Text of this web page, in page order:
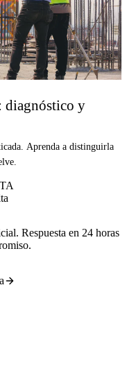
diagnóstico y
Aprenda a distinguirla
Respuesta en 24 horas